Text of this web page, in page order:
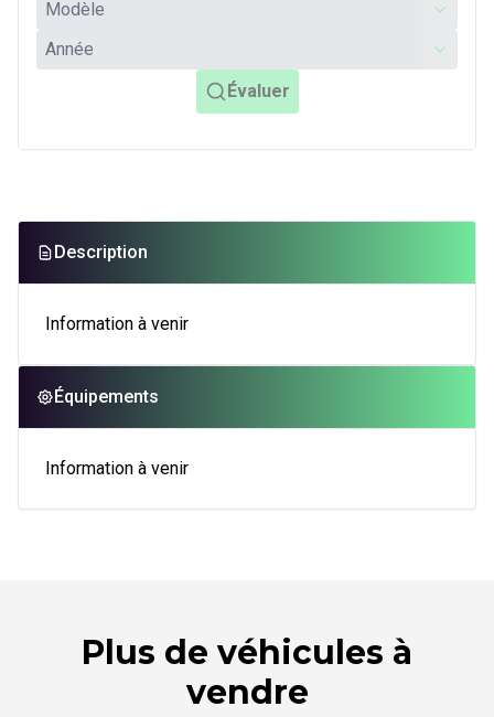
Évaluer
Description
Information à venir
Équipements
Information à venir
Plus de véhicules à
vendre